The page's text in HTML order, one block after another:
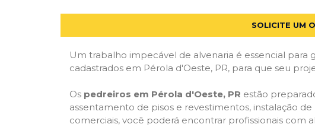
SOLICITE UM
Um trabalho impecável de alvenaria é essencial para
cadastrados em Pérola d'Oeste, PR, para que seu
Os pedreiros em Pérola d'Oeste, PR estão
assentamento de pisos e revestimentos, instalação
comerciais, você poderá encontrar profissionais com